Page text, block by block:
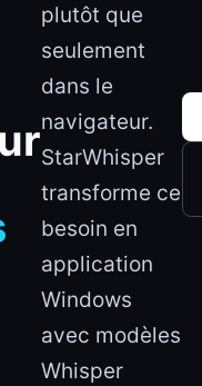
plutôt que
seulement
dans le
navigateur.
StarWhisper
transforme ce
besoin en
application
Windows
avec modèles
Whisper